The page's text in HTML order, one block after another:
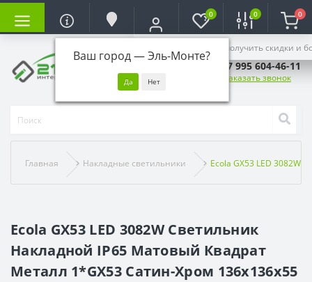
Ваш город —Эль-Монте?
Войдите, чтобы получить скидки и
0 0 0
+7 995 604-46-11
Заказать звонок
Главная Накладные светильники Ecola GX53 LED 3082W
Ecola GX53 LED 3082W Светильник
Накладной IP65 Матовый Квадрат
Металл 1*GX53 Сатин-Хром 136x136x55